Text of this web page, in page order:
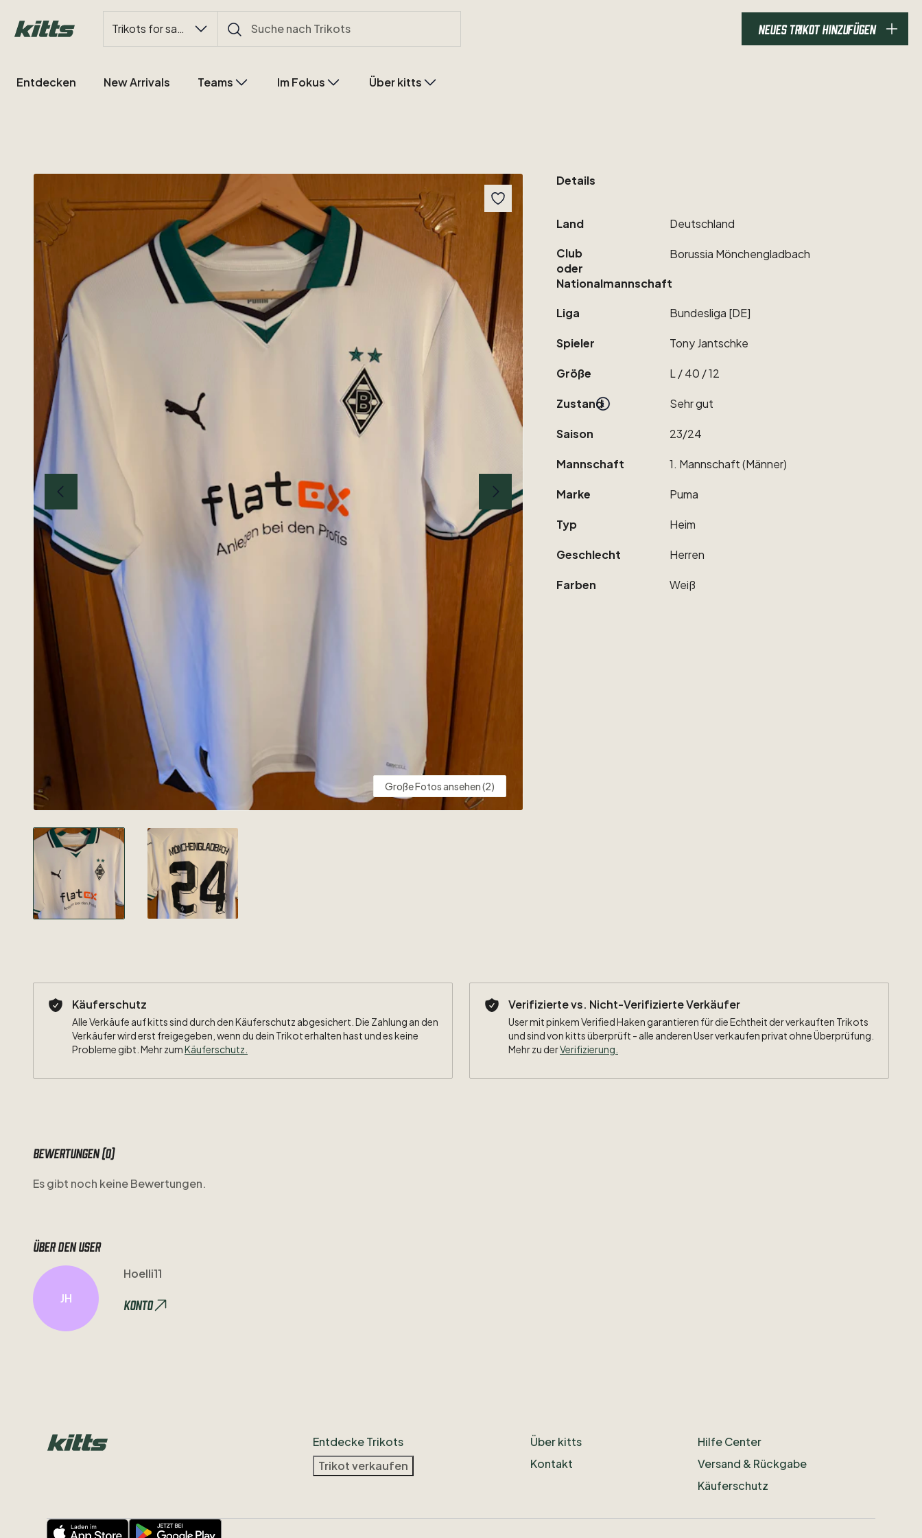
Trikots for sale NEUES TRIKOT HINZUFÜGEN
Entdecken New Arrivals Teams Im Fokus Über kitts
Große Fotos ansehen (2)
Details
Land Deutschland
Club
oder
Nationalmannschaft
Borussia Mönchengladbach
Liga Bundesliga [DE]
Spieler TonyJantschke
Größe L ​/​40 ​/​12
Zustand Sehrgut
Saison 23​/​24
Mannschaft 1. Mannschaft(Männer)
Marke Puma
Typ Heim
Geschlecht Herren
Farben Weiß
Käuferschutz
Alle Verkäufe auf kitts sind durch den Käuferschutz abgesichert. Die Zahlung an den
Verkäufer wird erst freigegeben, wenn du dein Trikot erhalten hast und es keine
Probleme gibt. Mehr zumKäuferschutz
Verifizierte vs. Nicht-Verifizierte Verkäufer
User mit pinkem Verified Haken garantieren für die Echtheit der verkauften Trikots
und sind von kitts überprüft - alle anderen User verkaufen privat ohne Überprüfung.
Mehr zu derVerifizierung.
Bewertungen (0)
Es gibt noch keine Bewertungen.
Über den user
JH
Hoelli11
Konto
Entdecke Trikots
Trikot verkaufen
Über kitts
Kontakt
Hilfe Center
Versand & Rückgabe
Käuferschutz